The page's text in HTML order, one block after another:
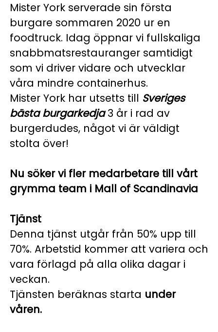
Mister York serverade sin första
burgare sommaren 2020 ur en
foodtruck. Idag öppnar vi fullskaliga
snabbmatsrestauranger samtidigt
som vi driver vidare och utvecklar
våra mindre containerhus.
Mister York har utsetts till Sveriges
bästa burgarkedja3 år i rad av
burgerdudes, något vi är väldigt
stolta över!
Nu söker vi fler medarbetare till vårt
grymma team i Mall of Scandinavia
Tjänst
Denna tjänst utgår från 50% upp till
70%. Arbetstid kommer att variera och
vara förlagd på alla olika dagar i
veckan.
Tjänsten beräknas starta under
våren.